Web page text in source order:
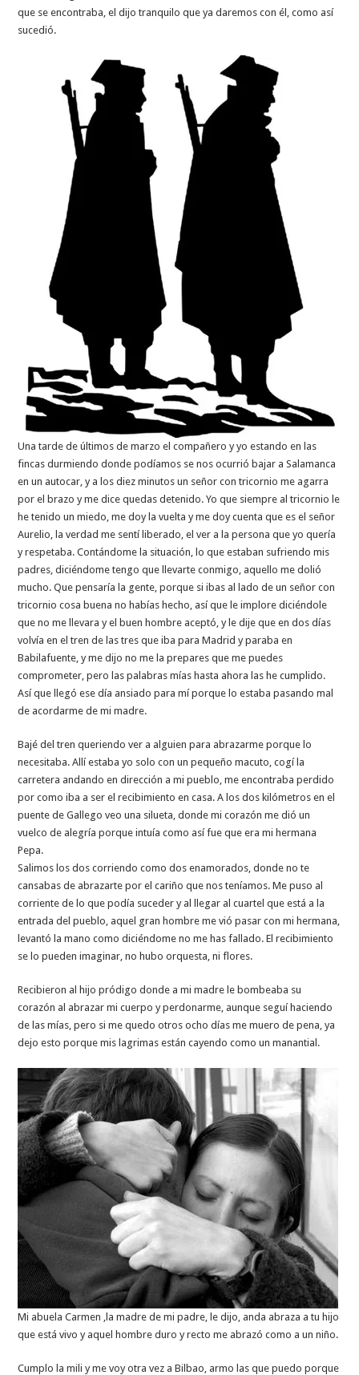
que se encontraba, el dijo tranquilo que ya daremos con él, como así
sucedió.
Una tarde de últimos de marzo el compañero y yo estando en las
fincas durmiendo donde podíamos se nos ocurrió bajar a Salamanca
en un autocar, y a los diez minutos un señor con tricornio me agarra
por el brazo y me dice quedas detenido. Yo que siempre al tricornio le
he tenido un miedo, me doy la vuelta y me doy cuenta que es el señor
Aurelio, la verdad me sentí liberado, el ver a la persona que yo quería
y respetaba. Contándome la situación, lo que estaban sufriendo mis
padres, diciéndome tengo que llevarte conmigo, aquello me dolió
mucho. Que pensaría la gente, porque si ibas al lado de un señor con
tricornio cosa buena no habías hecho, así que le implore diciéndole
que no me llevara y el buen hombre aceptó, y le dije que en dos días
volvía en el tren de las tres que iba para Madrid y paraba en
Babilafuente, y me dijo no me la prepares que me puedes
comprometer, pero las palabras mías hasta ahora las he cumplido.
Así que llegó ese día ansiado para mí porque lo estaba pasando mal
de acordarme de mi madre.
Bajé del tren queriendo ver a alguien para abrazarme porque lo
necesitaba. Allí estaba yo solo con un pequeño macuto, cogí la
carretera andando en dirección a mi pueblo, me encontraba perdido
por como iba a ser el recibimiento en casa. A los dos kilómetros en el
puente de Gallego veo una silueta, donde mi corazón me dió un
vuelco de alegría porque intuía como así fue que era mi hermana
Pepa.
Salimos los dos corriendo como dos enamorados, donde no te
cansabas de abrazarte por el cariño que nos teníamos. Me puso al
corriente de lo que podía suceder y al llegar al cuartel que está a la
entrada del pueblo, aquel gran hombre me vió pasar con mi hermana,
levantó la mano como diciéndome no me has fallado. El recibimiento
se lo pueden imaginar, no hubo orquesta, ni flores.
Recibieron al hijo pródigo donde a mi madre le bombeaba su
corazón al abrazar mi cuerpo y perdonarme, aunque seguí haciendo
de las mías, pero si me quedo otros ocho días me muero de pena, ya
dejo esto porque mis lagrimas están cayendo como un manantial.
Mi abuela Carmen ,la madre de mi padre, le dijo, anda abraza a tu hijo
que está vivo y aquel hombre duro y recto me abrazó como a un niño.
Cumplo la mili y me voy otra vez a Bilbao, armo las que puedo porque